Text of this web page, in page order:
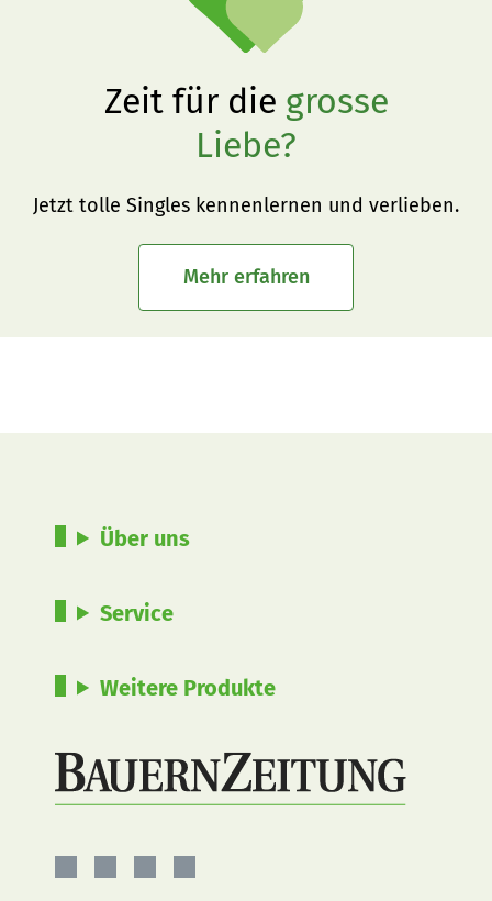
Zeit für die grosse
Liebe?
Jetzt tolle Singles kennenlernen und verlieben.
Mehr erfahren
Über uns
Service
Weitere Produkte